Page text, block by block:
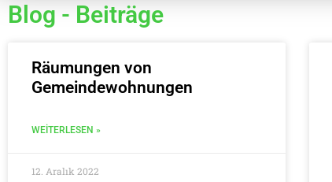
Blog - Beiträge
Räumungen von
Gemeindewohnungen
WEITERLESEN »
12. Aralık 2022